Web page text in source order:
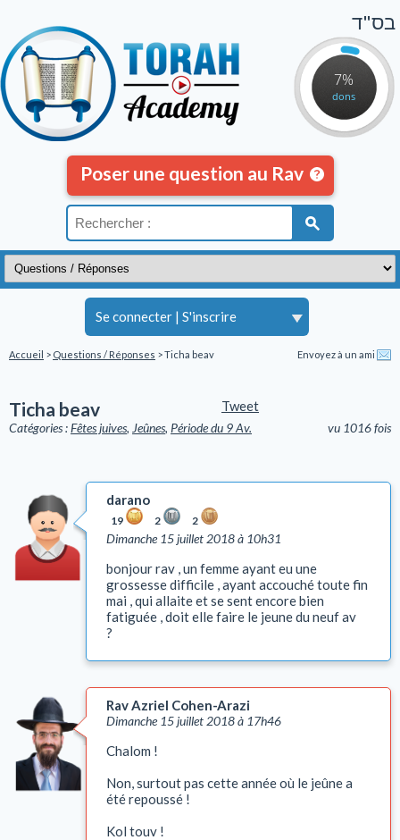
7%
dons
Se connecter | S'inscrire
בס"ד
Poser une question au Rav
Accueil > Questions / Réponses > Ticha beav Envoyez à un ami
Tweet
Ticha beav
vu 1016 fois
Catégories :Fêtes juives, Jeûnes, Période du 9 Av.
darano
19 2 2
Dimanche 15 juillet 2018 à 10h31
bonjour rav , un femme ayant eu une
grossesse difficile , ayant accouché toute fin
mai , qui allaite et se sent encore bien
fatiguée , doit elle faire le jeune du neuf av
?
Rav Azriel Cohen-Arazi
Dimanche 15 juillet 2018 à 17h46
Chalom !
Non, surtout pas cette année où le jeûne a
été repoussé !
Kol touv !